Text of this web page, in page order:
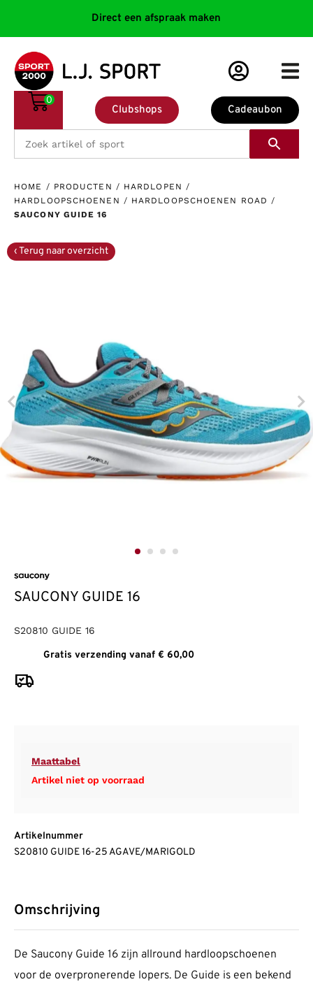
Direct een afspraak maken
Cadeaubon
Clubshops
0
HOME / PRODUCTEN / HARDLOPEN /
HARDLOOPSCHOENEN / HARDLOOPSCHOENEN ROAD /
SAUCONY GUIDE 16
SAUCONY GUIDE 16
S20810 GUIDE 16
Gratis verzending vanaf € 60,00
Maattabel
Artikel niet op voorraad
Artikelnummer
S20810 GUIDE 16-25 AGAVE/MARIGOLD
Omschrijving
De Saucony Guide 16 zijn allround hardloopschoenen
voor de overpronerende lopers. De Guide is een bekend